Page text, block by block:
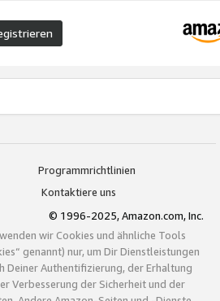
Programmrichtlinien
Kontaktiere uns
© 1996-2025, Amazon.com, Inc.
wir Cookies und ähnliche Tools
genannt) nur, um Dir Dienstleistungen
Deiner Authentifizierung, der Erhaltung
Verbesserung der Sicherheit und der